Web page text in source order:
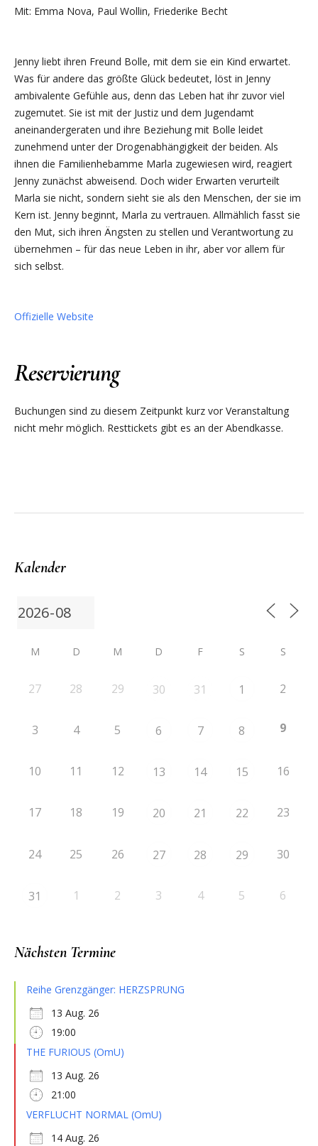
Mit: Emma Nova, Paul Wollin, Friederike Becht
Jenny liebt ihren Freund Bolle, mit dem sie ein Kind erwartet.
Was für andere das größte Glück bedeutet, löst in Jenny
ambivalente Gefühle aus, denn das Leben hat ihr zuvor viel
zugemutet. Sie ist mit der Justiz und dem Jugendamt
aneinandergeraten und ihre Beziehung mit Bolle leidet
zunehmend unter der Drogenabhängigkeit der beiden. Als
ihnen die Familienhebamme Marla zugewiesen wird, reagiert
Jenny zunächst abweisend. Doch wider Erwarten verurteilt
Marla sie nicht, sondern sieht sie als den Menschen, der sie im
Kern ist. Jenny beginnt, Marla zu vertrauen. Allmählich fasst sie
den Mut, sich ihren Ängsten zu stellen und Verantwortung zu
übernehmen – für das neue Leben in ihr, aber vor allem für
sich selbst.
Offizielle Website
Reservierung
Buchungen sind zu diesem Zeitpunkt kurz vor Veranstaltung
nicht mehr möglich. Resttickets gibt es an der Abendkasse.
Kalender
M D M D F S S
27 28 29 30 31 1 2
3 4 5 6 7 8 9
10 11 12 13 14 15 16
17 18 19 20 21 22 23
24 25 26 27 28 29 30
31 1 2 3 4 5 6
Nächsten Termine
Reihe Grenzgänger: HERZSPRUNG
13 Aug. 26
19:00
THE FURIOUS (OmU)
13 Aug. 26
21:00
VERFLUCHT NORMAL (OmU)
14 Aug. 26